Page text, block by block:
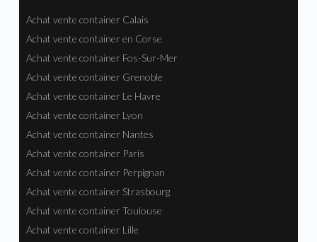
Achat vente container Calais
Achat vente container en Corse
Achat vente container Fos-Sur-Mer
Achat vente container Grenoble
Achat vente container Le Havre
Achat vente container Lyon
Achat vente container Nantes
Achat vente container Paris
Achat vente container Perpignan
Achat vente container Strasbourg
Achat vente container Toulouse
Achat vente container Lille